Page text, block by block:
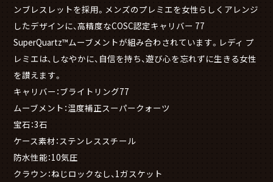
ンブレスレットを採用。メンズのプレミエを女性らしくアレンジ
したデザインに、高精度なCOSC認定キャリバー 77
SuperQuartz™ムーブメントが組み合わされています。レディ プ
レミエは、しなやかに、自信を持ち、遊び心を忘れずに生きる女性
を讃えます。
キャリバー：ブライトリング77
ムーブメント：温度補正スーパークォーツ
宝石：3石
ケース素材：ステンレススチール
防水性能：10気圧
クラウン：ねじロックなし、1ガスケット